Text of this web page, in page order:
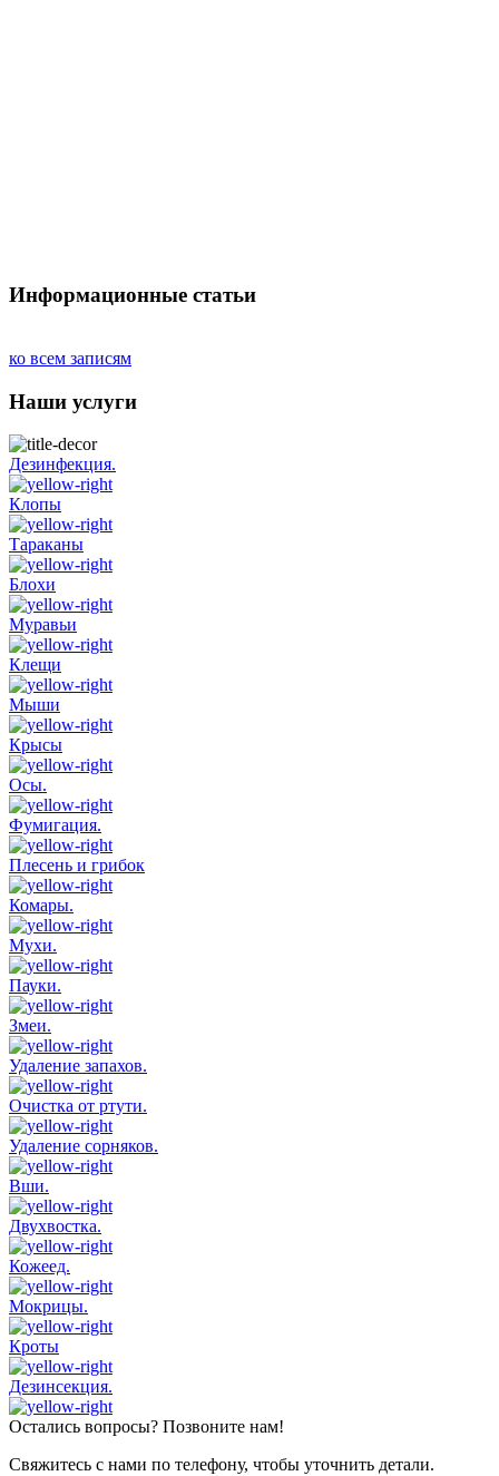
Информационные статьи
ко всем записям
Наши услуги
Дезинфекция.
Клопы
Тараканы
Блохи
Муравьи
Клещи
Мыши
Крысы
Осы.
Фумигация.
Плесень и грибок
Комары.
Мухи.
Пауки.
Змеи.
Удаление запахов.
Очистка от ртути.
Удаление сорняков.
Вши.
Двухвостка.
Кожеед.
Мокрицы.
Кроты
Дезинсекция.
Остались вопросы? Позвоните нам!
Свяжитесь с нами по телефону, чтобы уточнить детали.